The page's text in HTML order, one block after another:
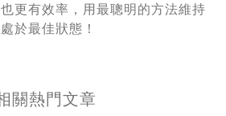
更有效率，用最聰明的方法維持
於最佳狀態！
關熱門文章